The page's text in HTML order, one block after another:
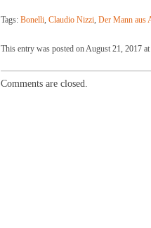
Tags: Bonelli, Claudio Nizzi, Der Mann aus
This entry was posted on August 21, 2017
Comments are closed.